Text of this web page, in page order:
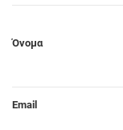
Όνομα
Email